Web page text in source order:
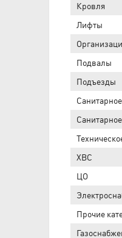
Кровля
Лифты
Подвалы
Подъезды
ХВС
ЦО
Прочие